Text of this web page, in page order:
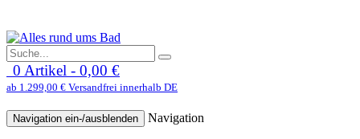
0 Artikel - 0,00 €
ab 1.299,00 € Versandfrei innerhalb DE
Navigation ein-/ausblenden Navigation